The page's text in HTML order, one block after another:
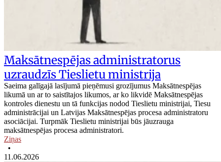
Maksātnespējas administratorus
uzraudzīs Tieslietu ministrija
Saeima galīgajā lasījumā pieņēmusi grozījumus Maksātnespējas
likumā un ar to saistītajos likumos, ar ko likvidē Maksātnespējas
kontroles dienestu un tā funkcijas nodod Tieslietu ministrijai, Tiesu
administrācijai un Latvijas Maksātnespējas procesa administratoru
asociācijai. Turpmāk Tieslietu ministrijai būs jāuzrauga
maksātnespējas procesa administratori.
Ziņas
•
11.06.2026